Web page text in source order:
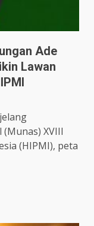
Ade
Lawan
XVIII
(HIPMI), peta